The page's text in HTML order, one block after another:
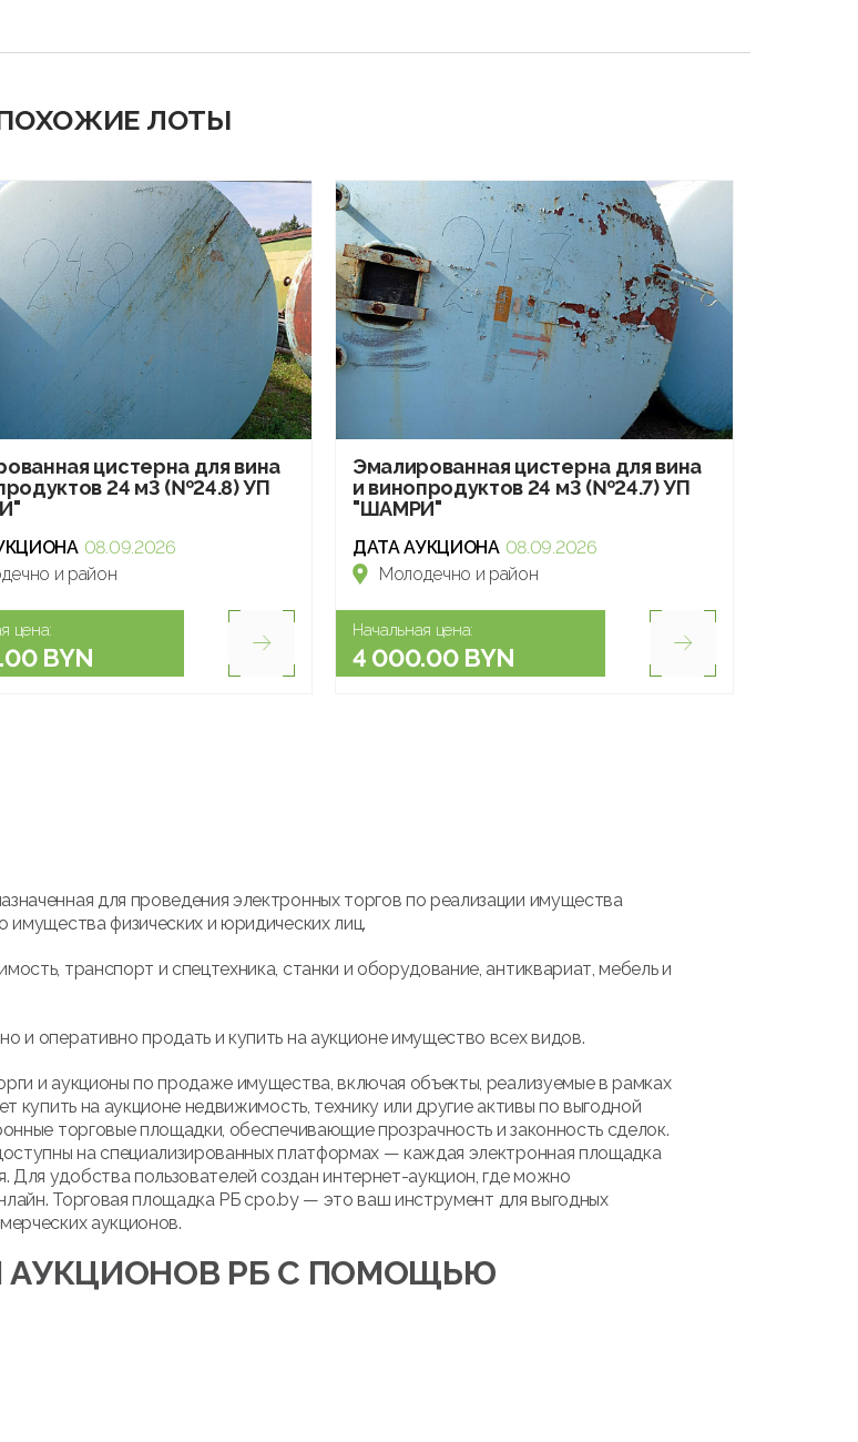
ЛОТЫ
цистерна для вина
24 м3 (№24.8) УП
08.09.2026
и район
цена:
BYN
Эмалированная цистерна для вина
и винопродуктов 24 м3 (№24.7) УП
"ШАМРИ"
ДАТА АУКЦИОНА 08.09.2026
Молодечно и район
Начальная цена:
4 000.00 BYN
для проведения электронных торгов по реализации имущества
физических и юридических лиц.
транспорт и спецтехника, станки и оборудование, антиквариат, мебель и
и оперативно продать и купить на аукционе имущество всех видов.
и аукционы по продаже имущества, включая объекты, реализуемые в рамках
купить на аукционе недвижимость, технику или другие активы по выгодной
торговые площадки, обеспечивающие прозрачность и законность сделок.
на специализированных платформах — каждая электронная площадка
удобства пользователей создан интернет-аукцион, где можно
Торговая площадка РБ cpo.by — это ваш инструмент для выгодных
аукционов.
АУКЦИОНОВ РБ С ПОМОЩЬЮ